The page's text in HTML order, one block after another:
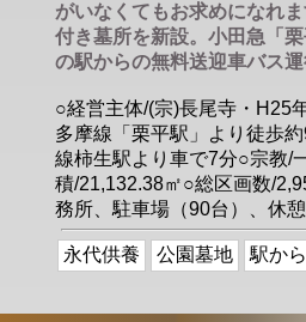
がいなくてもお求めになれ
付き墓所を新設。小田急「
の駅からの無料送迎車バス運
○経営主体/(宗)長尾寺・H25
多摩線「栗平駅」より徒歩
線柿生駅より車で7分○宗教/
積/21,132.38㎡○総区画数/
務所、駐車場（90台）、休
永代供養 公園墓地 駅か